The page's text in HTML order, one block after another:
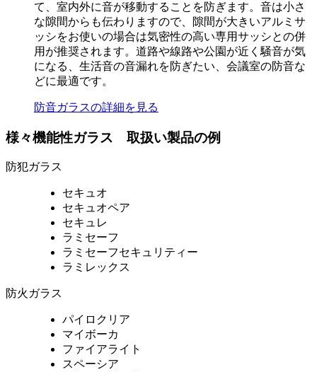
て、室内外に音が移動することを防ぎます。音は小さ
な隙間からも伝わりますので、隙間が大きいアルミサ
ッシをお使いの場合は気密性の高い専用サッシとの併
用が推奨されます。道路や線路や公園が近く騒音が気
になる、生活音の音漏れを防ぎたい、会議室の防音な
どに最適です。
防音ガラスの詳細を見る
様々機能性ガラス 取扱い製品の例
防犯ガラス
セキュオ
セキュオペア
セキュレ
ラミセーフ
ラミセーフセキュリティー
ラミレックス
防火ガラス
パイロクリア
マイボーカ
ファイアライト
スペーシア